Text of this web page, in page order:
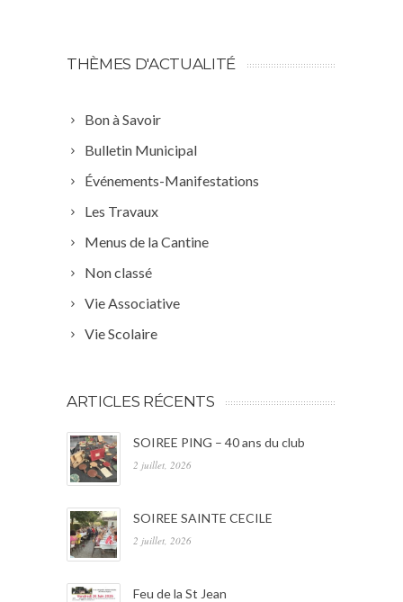
THÈMES D'ACTUALITÉ
Bon à Savoir
Bulletin Municipal
Événements-Manifestations
Les Travaux
Menus de la Cantine
Non classé
Vie Associative
Vie Scolaire
ARTICLES RÉCENTS
SOIREE PING – 40 ans du club
2 juillet, 2026
SOIREE SAINTE CECILE
2 juillet, 2026
Feu de la St Jean